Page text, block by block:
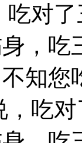
吃对
，吃
知
吃